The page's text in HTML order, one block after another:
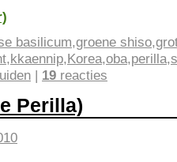
basilicum,groene shiso,
,kkaennip,Korea,oba,perilla,
| 19 reacties
Perilla)